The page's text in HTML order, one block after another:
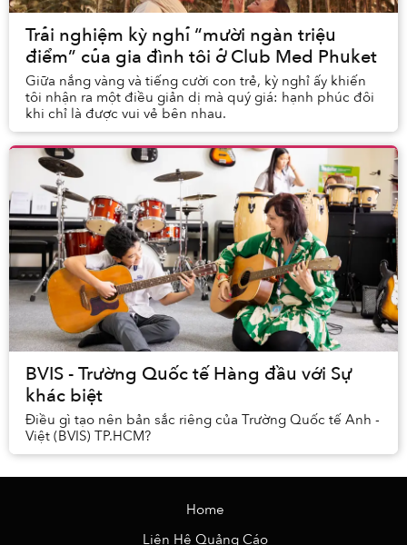
Trải nghiệm kỳ nghỉ “mười ngàn triệu
điểm” của gia đình tôi ở Club Med Phuket
Giữa nắng vàng và tiếng cười con trẻ, kỳ nghỉ ấy khiến
tôi nhận ra một điều giản dị mà quý giá: hạnh phúc đôi
khi chỉ là được vui vẻ bên nhau.
BVIS - Trường Quốc tế Hàng đầu với Sự
khác biệt
Điều gì tạo nên bản sắc riêng của Trường Quốc tế Anh -
Việt (BVIS) TP.HCM?
Home
Liên Hệ Quảng Cáo